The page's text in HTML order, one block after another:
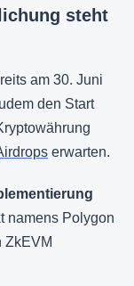
steht
am 30. Juni
den Start
erwarten.
namens Polygon
ZkEVM